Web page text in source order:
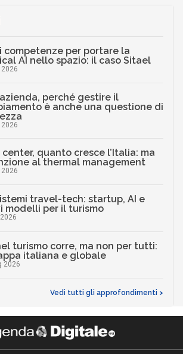
competenze per portare la
AI nello spazio: il caso Sitael
perché gestire il
è anche una questione di
2026
quanto cresce l’Italia: ma
al thermal management
travel-tech: startup, AI e
modelli per il turismo
turismo corre, ma non per tutti:
italiana e globale
2026
Vedi tutti gli approfondimenti >